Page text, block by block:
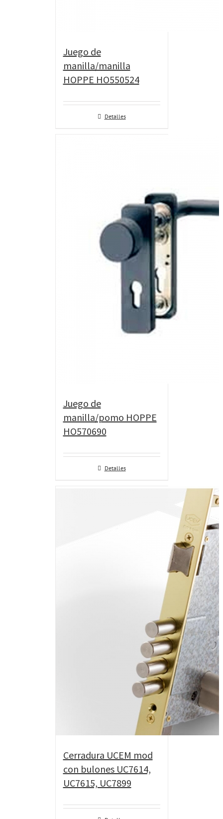
Juego de
manilla/manilla
HOPPE HO550524
Detalles
Juego de
manilla/pomo HOPPE
HO570690
Detalles
Cerradura UCEM mod
con bulones UC7614,
UC7615, UC7899